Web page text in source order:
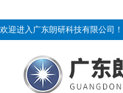
欢迎进入广东朗研科技有限公司！